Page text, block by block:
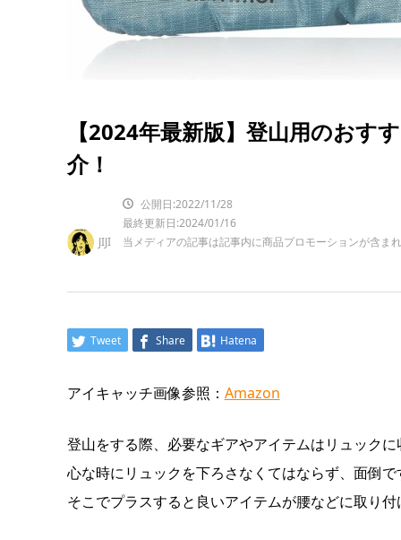
【2024年最新版】登山用のおす
介！
JIJI
公開日:2022/11/28
最終更新日:2024/01/16
当メディアの記事は記事内に商品プロモーションが含ま
Tweet Share Hatena
アイキャッチ画像参照： Amazon
登山をする際、必要なギアやアイテムはリュック
心な時にリュックを下ろさなくてはならず、面倒で
そこでプラスすると良いアイテムが腰などに取り